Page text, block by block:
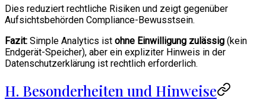
Dies reduziert rechtliche Risiken und zeigt gegenüber
Aufsichtsbehörden Compliance-Bewusstsein.
Fazit: Simple Analytics ist ohne Einwilligung zulässig (kein
Endgerät-Speicher), aber ein expliziter Hinweis in der
Datenschutzerklärung ist rechtlich erforderlich.
H. Besonderheiten und Hinweise